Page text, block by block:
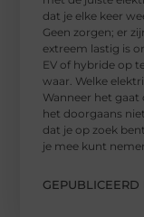
dat je elke keer
Geen zorgen; er
extreem lastig is
EV of hybride op
waar. Welke
Wanneer het gaat
het doorgaans
dat je op zoek
je mee kunt